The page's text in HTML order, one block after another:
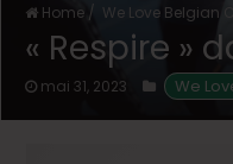
Home / We Love Belgian
« Respire »
mai 31, 2023 We